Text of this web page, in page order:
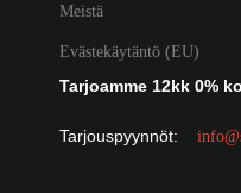
Meistä
Evästekäytäntö (EU)
Tarjoamme 12kk 0%
Tarjouspyynnöt: